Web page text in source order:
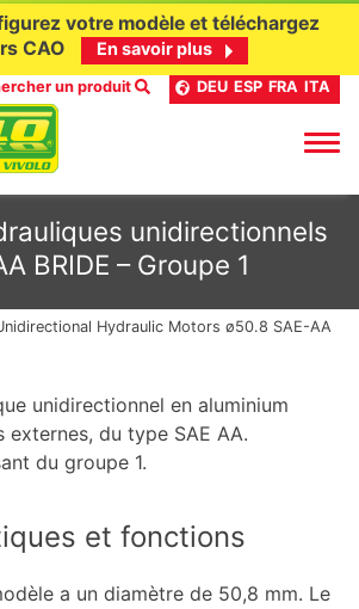
votre modèle et téléchargez
CAO
En savoir plus
un produit DEU ESP FRA ITA
unidirectionnels
BRIDE – Groupe 1
Hydraulic Motors ø50.8 SAE-AA
unidirectionnel en aluminium
externes, du type SAE AA.
du groupe 1.
et fonctions
a un diamètre de 50,8 mm. Le